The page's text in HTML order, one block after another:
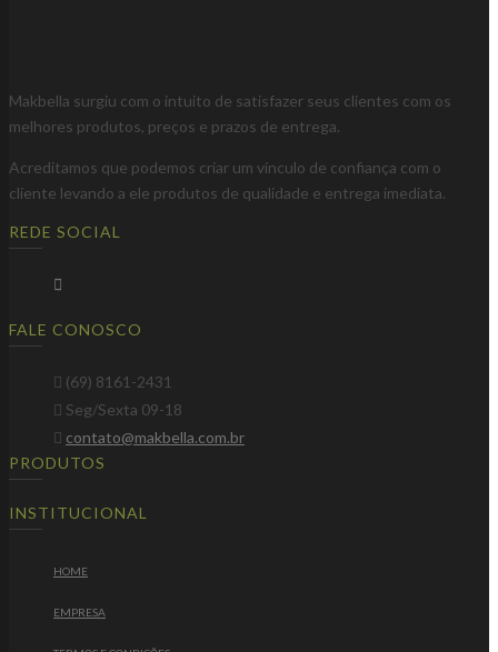
Makbella surgiu com o intuito de satisfazer seus clientes com os
melhores produtos, preços e prazos de entrega.
Acreditamos que podemos criar um vínculo de confiança com o
cliente levando a ele produtos de qualidade e entrega imediata.
REDE SOCIAL
FALE CONOSCO
(69) 8161-2431
Seg/Sexta 09-18
contato@makbella.com.br
PRODUTOS
INSTITUCIONAL
HOME
EMPRESA